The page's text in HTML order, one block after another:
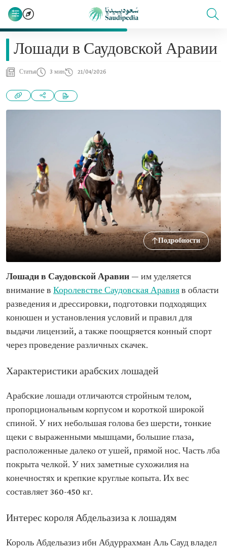
Лошади в Саудовской Аравии
Статья 3 мин 21/04/2026
Подробности
Лошади в Саудовской Аравии — им уделяется
внимание в Королевстве Саудовская Аравияв области
разведения и дрессировки, подготовки подходящих
конюшен и установления условий и правил для
выдачи лицензий, а также поощряется конный спорт
через проведение различных скачек.
Характеристики арабских лошадей
Арабские лошади отличаются стройным телом,
пропорциональным корпусом и короткой широкой
спиной. У них небольшая голова без шерсти, тонкие
щеки с выраженными мышцами, большие глаза,
расположенные далеко от ушей, прямой нос. Часть лба
покрыта челкой. У них заметные сухожилия на
конечностях и крепкие круглые копыта. Их вес
составляет 360-450 кг.
Интерес короля Абдельазиза к лошадям
Король Абдельазиз ибн Абдуррахман Аль Сауд владел